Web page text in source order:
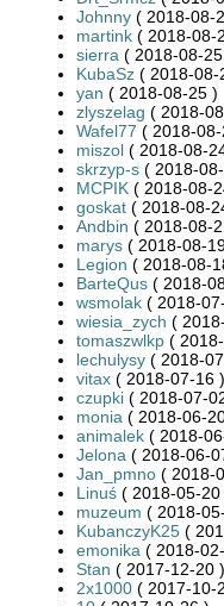
Johnny ( 2018-08-
martink ( 2018-08-
sierra ( 2018-08-
KubaSz ( 2018-08-
yan ( 2018-08-25 )
zlyszelag ( 2018-
Wafel77 ( 2018-
miszol ( 2018-08-
skrzyp-s ( 2018-
MCPIK ( 2018-08-
goskat ( 2018-08-
Andbin ( 2018-08-
marys ( 2018-08-
Legion ( 2018-08-
BarteQus ( 2018-
wsmolak ( 2018-
wiesia_zych (
tomaszwlkp (
lechulysy ( 2018-
vitax ( 2018-07-16 )
czupki ( 2018-07-
monia ( 2018-06-
animalek ( 2018-
Jelona ( 2018-06-
Jan_pmno ( 2018-
Linuś ( 2018-05-20
muzeum ( 2018-
KubanczyK25 (
emonika ( 2018-
Stan ( 2017-12-20 )
2x1000 ( 2017-10-